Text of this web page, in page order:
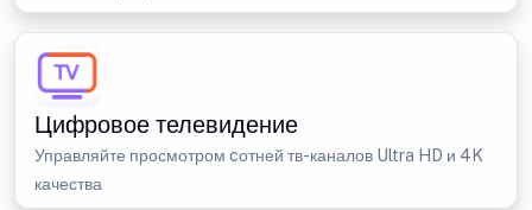
Цифровое телевидение
Управляйте просмотром cотней тв-каналов Ultra HD и 4K
качества